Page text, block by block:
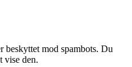
beskyttet mod spambots. Du
vise den.